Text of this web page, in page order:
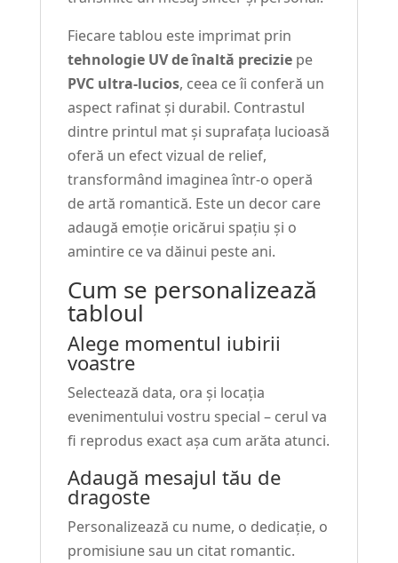
Fiecare tablou este imprimat prin
tehnologie UV de înaltă preciziepe
PVC ultra-lucios, ceea ce îi conferă un
aspect rafinat și durabil. Contrastul
dintre printul mat și suprafața lucioasă
oferă un efect vizual de relief,
transformând imaginea într-o operă
de artă romantică. Este un decor care
adaugă emoție oricărui spațiu și o
amintire ce va dăinui peste ani.
Cum se personalizează
tabloul
Alege momentul iubirii
voastre
Selectează data, ora și locația
evenimentului vostru special – cerul va
fi reprodus exact așa cum arăta atunci.
Adaugă mesajul tău de
dragoste
Personalizează cu nume, o dedicație, o
promisiune sau un citat romantic.